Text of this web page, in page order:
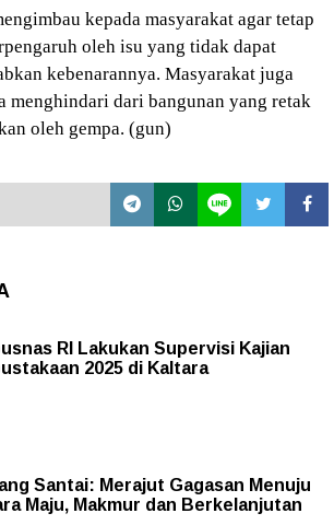
kepada masyarakat agar tetap
oleh isu yang tidak dapat
kebenarannya. Masyarakat juga
menghindari dari bangunan yang retak
oleh gempa. (gun)
RI Lakukan Supervisi Kajian
2025 di Kaltara
Santai: Merajut Gagasan Menuju
Maju, Makmur dan Berkelanjutan